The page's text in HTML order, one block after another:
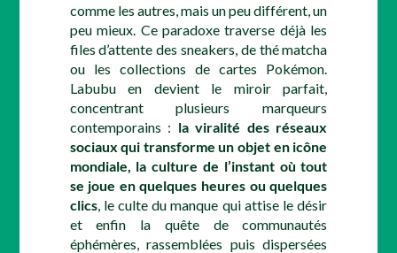
comme les autres, mais un peu différent, un
peu mieux. Ce paradoxe traverse déjà les
files d’attente des sneakers, de thé matcha
ou les collections de cartes Pokémon.
Labubu en devient le miroir parfait,
concentrant plusieurs marqueurs
contemporains : la viralité des réseaux
sociaux qui transforme un objet en icône
mondiale, la culture de l’instant où tout
se joue en quelques heures ou quelques
clics, le culte du manque qui attise le désir
et enfin la quête de communautés
éphémères, rassemblées puis dispersées